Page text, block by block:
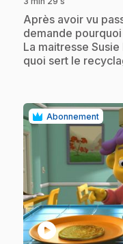
.Après avoir vu
demande
La maitresse
quoi sert le
Abonnement
play_circle